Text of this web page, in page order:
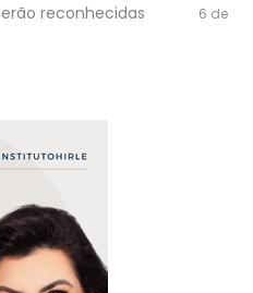
reconhecidas
6 de